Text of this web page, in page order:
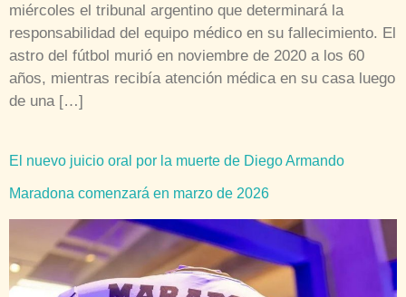
miércoles el tribunal argentino que determinará la
responsabilidad del equipo médico en su fallecimiento. El
astro del fútbol murió en noviembre de 2020 a los 60
años, mientras recibía atención médica en su casa luego
de una […]
El nuevo juicio oral por la muerte de Diego Armando
Maradona comenzará en marzo de 2026